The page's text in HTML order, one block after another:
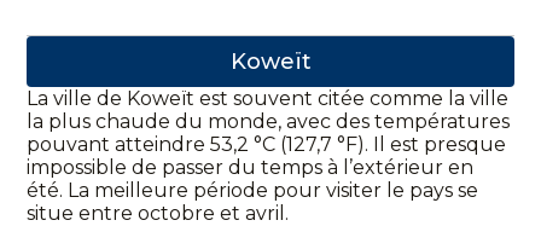
Koweït
La ville de Koweït est souvent citée comme la ville
la plus chaude du monde, avec des températures
pouvant atteindre 53,2 °C (127,7 °F). Il est presque
impossible de passer du temps à l’extérieur en
été. La meilleure période pour visiter le pays se
situe entre octobre et avril.